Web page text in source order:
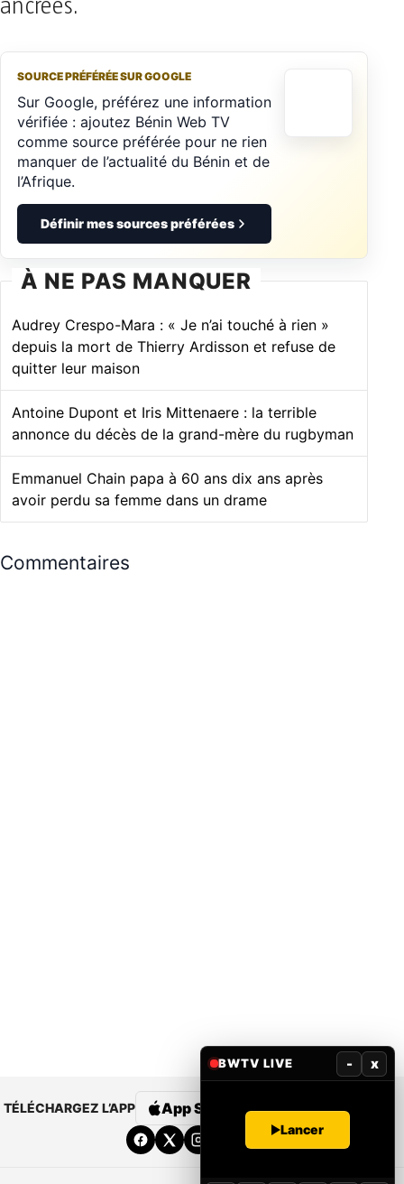
ancrées.
SOURCE PRÉFÉRÉE SUR GOOGLE
Sur Google, préférez une information
vérifiée : ajoutez Bénin Web TV
comme source préférée pour ne rien
manquer de l’actualité du Bénin et de
l’Afrique.
Définir mes sources préférées
À NE PAS MANQUER
Audrey Crespo-Mara : « Je n’ai touché à rien »
depuis la mort de Thierry Ardisson et refuse de
quitter leur maison
Antoine Dupont et Iris Mittenaere : la terrible
annonce du décès de la grand-mère du rugbyman
Emmanuel Chain papa à 60 ans dix ans après
avoir perdu sa femme dans un drame
Commentaires
TÉLÉCHARGEZ L’APP App Store Google Play
BWTV LIVE - x
Lancer